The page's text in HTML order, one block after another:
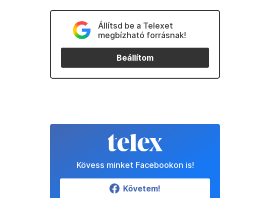
Állítsd be a Telexet
megbízható forrásnak!
Beállítom
Kövess minket Facebookon is!
Követem!